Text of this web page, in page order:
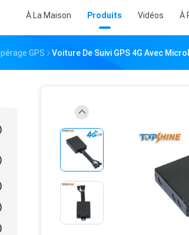
À La Maison Produits Vidéos À
GPS Voiture De Suivi GPS 4G Avec